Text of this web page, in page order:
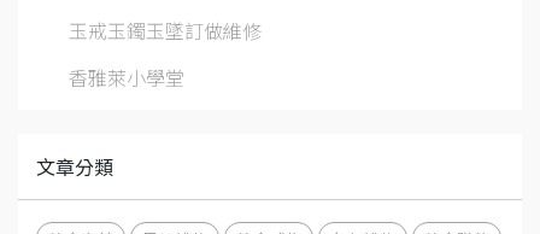
玉戒玉鐲玉墜訂做維修
香雅萊小學堂
文章分類